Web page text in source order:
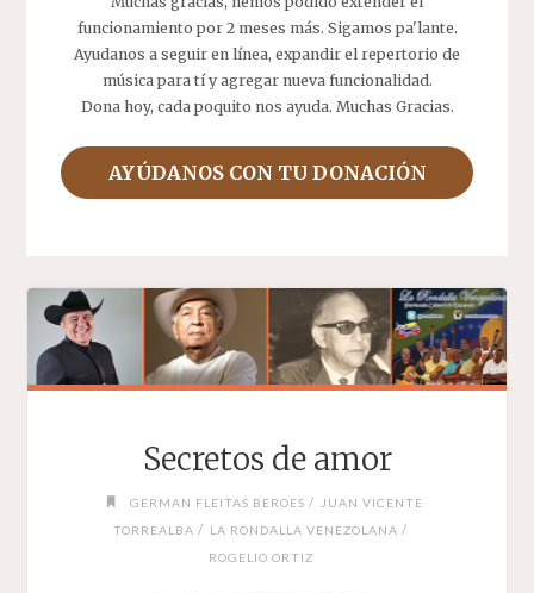
funcionamiento por 2 meses más. Sigamos pa'lante.
Ayudanos a seguir en línea, expandir el repertorio de
música para tí y agregar nueva funcionalidad.
Dona hoy, cada poquito nos ayuda. Muchas Gracias.
AYÚDANOS CON TU DONACIÓN
Secretos de amor
GERMAN FLEITAS BEROES /
JUAN VICENTE
TORREALBA / LA RONDALLA VENEZOLANA /
ROGELIO ORTIZ